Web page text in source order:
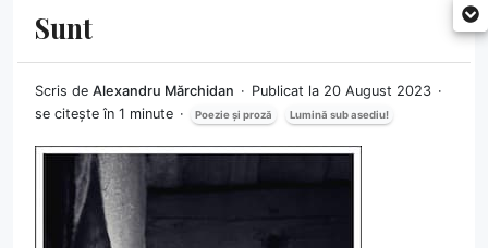
Sunt
Scris de Alexandru Mărchidan
Publicat la 20 August 2023
se citește în 1 minute
Poezie și proză Lumină sub asediu!